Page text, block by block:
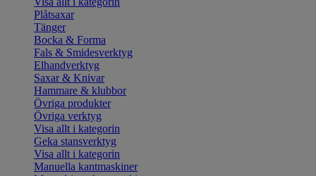
Plåtsaxar
Tänger
Bocka & Forma
Fals & Smidesverktyg
Elhandverktyg
Saxar & Knivar
Hammare & klubbor
Övriga produkter
Övriga verktyg
Visa allt i kategorin
Geka stansverktyg
Visa allt i kategorin
Manuella kantmaskiner